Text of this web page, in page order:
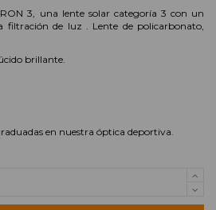
3, una lente solar categoría 3 con un
filtración de luz . Lente de policarbonato,
brillante.
en nuestra óptica deportiva.